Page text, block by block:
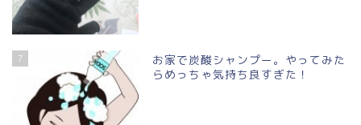
7
お家で炭酸シャンプー。やってみた
らめっちゃ気持ち良すぎた！